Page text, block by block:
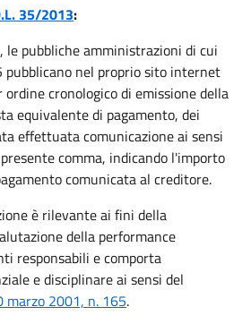
35/2013:
pubbliche amministrazioni di cui
pubblicano nel proprio sito internet
cronologico di emissione della
equivalente di pagamento, dei
effettuata comunicazione ai sensi
comma, indicando l'importo
comunicata al creditore.
è rilevante ai fini della
della performance
responsabili e comporta
e disciplinare ai sensi del
marzo 2001, n. 165.